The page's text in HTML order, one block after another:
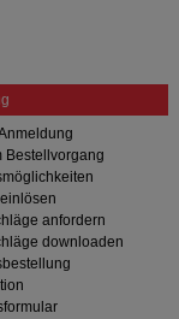
Bestellvorgang
anfordern
downloaden